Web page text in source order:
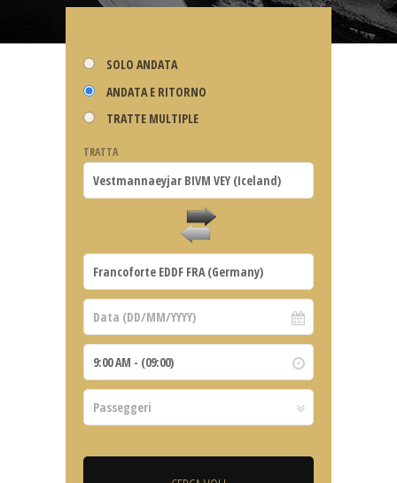
SOLO ANDATA
ANDATA E RITORNO
TRATTE MULTIPLE
TRATTA